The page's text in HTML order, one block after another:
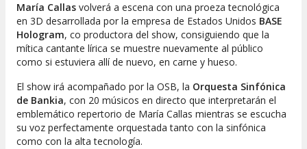
María Callas volverá a escena con una proeza tecnológica
en 3D desarrollada por la empresa de Estados Unidos BASE
Hologram, co productora del show, consiguiendo que la
mítica cantante lírica se muestre nuevamente al público
como si estuviera allí de nuevo, en carne y hueso.
El show irá acompañado por la OSB, la Orquesta Sinfónica
de Bankia, con 20 músicos en directo que interpretarán el
emblemático repertorio de María Callas mientras se escucha
su voz perfectamente orquestada tanto con la sinfónica
como con la alta tecnología.